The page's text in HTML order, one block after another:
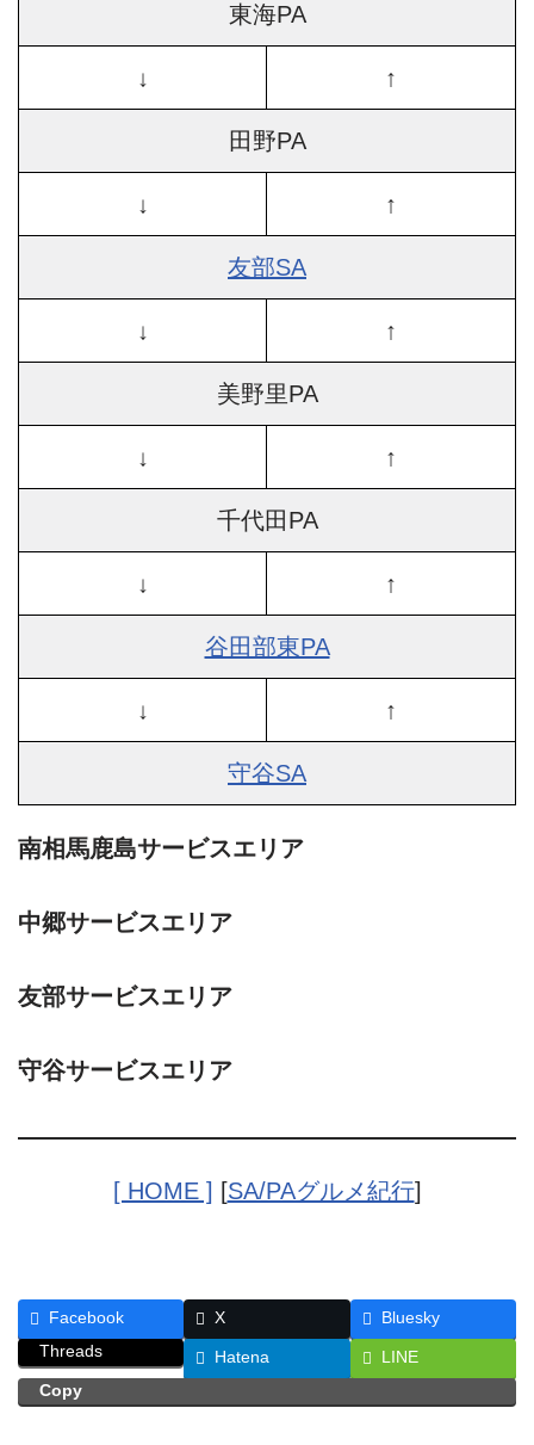
東海PA
↓ ↑
田野PA
↓ ↑
友部SA
↓ ↑
美野里PA
↓ ↑
千代田PA
↓ ↑
谷田部東PA
↓ ↑
守谷SA
南相馬鹿島サービスエリア
中郷サービスエリア
友部サービスエリア
守谷サービスエリア
[ HOME ] [SA/PAグルメ紀行]
Facebook X
Bluesky
Threads
Hatena
LINE
Copy